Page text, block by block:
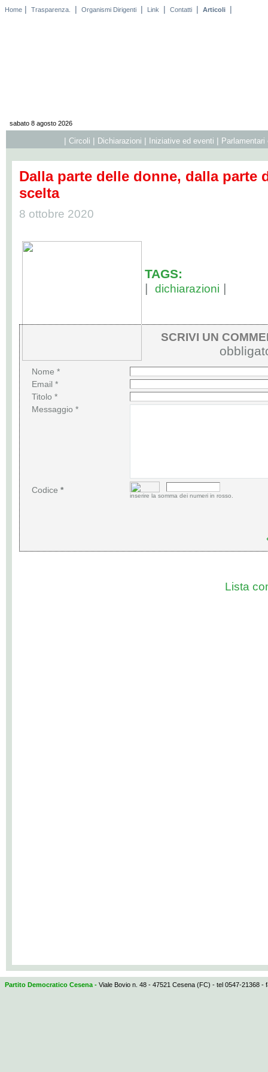
Home | Trasparenza. | Organismi Dirigenti | Link | Contatti | Articoli |
sabato 8 agosto 2026
| Circoli | Dichiarazioni | Iniziative ed eventi |
Dalla parte delle donne, dalla parte
scelta
8 ottobre 2020
TAGS:
| dichiarazioni |
SCRIVI UN
Nome *
Email *
Titolo *
Messaggio *
Codice*
inserire la somma dei numeri in rosso.
Lista
Partito Democratico Cesena - Viale Bovio n. 48 - 47521 Cesena (FC) - tel 0547-21368 -